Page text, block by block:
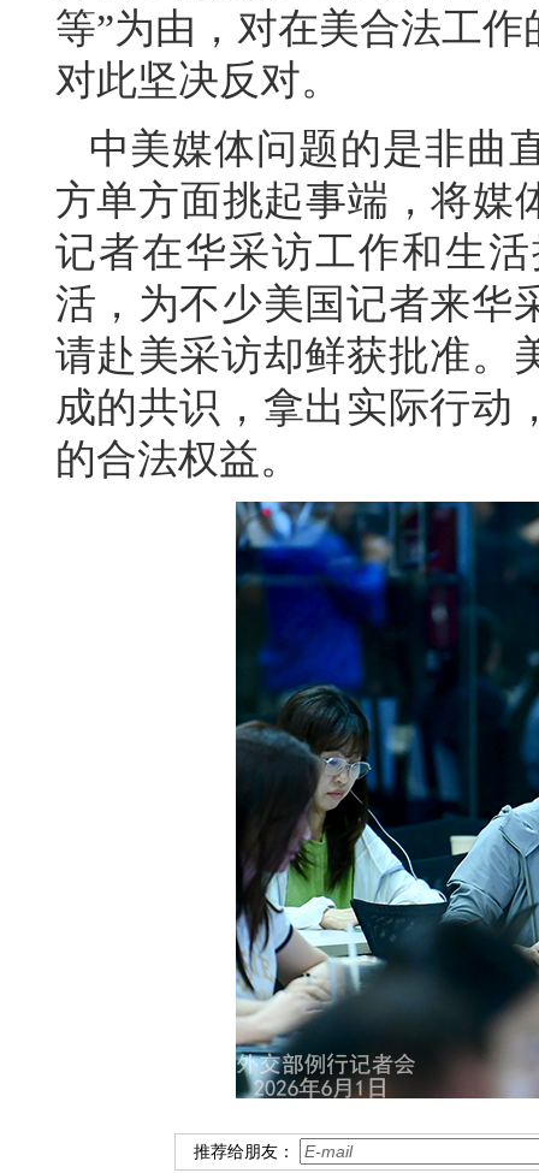
等”为由，对在美合法工
对此坚决反对。
中美媒体问题的是非曲
方单方面挑起事端，将媒
记者在华采访工作和生
活，为不少美国记者来华
请赴美采访却鲜获批准。
成的共识，拿出实际行动
的合法权益。
推荐给朋友：